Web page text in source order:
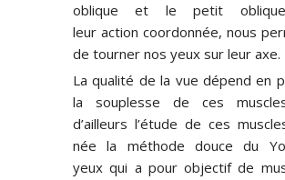
oblique et le petit
leur action coordonnée, nous
de tourner nos yeux sur leur axe.
La qualité de la vue dépend en
la souplesse de ces
d’ailleurs l’étude de ces
née la méthode douce du
yeux qui a pour objectif de